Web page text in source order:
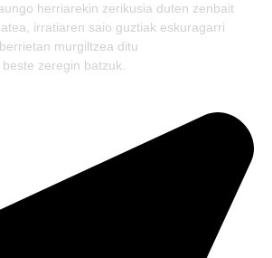
herriarekin zerikusia duten zenbait
irratiaren saio guztiak eskuragarri
murgiltzea ditu
zeregin batzuk.